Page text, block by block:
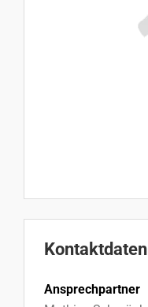
Kontaktdaten
Ansprechpartner